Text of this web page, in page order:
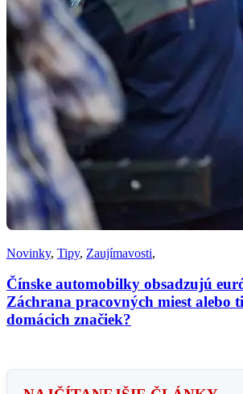
Novinky, Tipy, Zaujímavosti,
Čínske automobilky obsadzujú
Záchrana pracovných miest alebo
domácich značiek?